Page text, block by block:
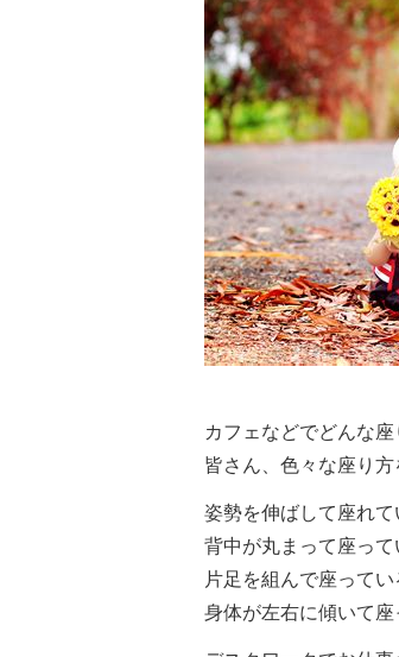
カフェなどでどんな
皆さん、色々な座り方
姿勢を伸ばして座れ
背中が丸まって座って
片足を組んで座ってい
身体が左右に傾いて座